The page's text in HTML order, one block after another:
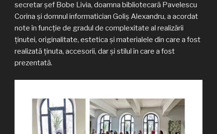
secretar șef Bobe Livia, doamna bibliotecară Pavelescu
Corina și domnul informatician Goliș Alexandru, a acordat
note în funcție de gradul de complexitate al realizării
ținutei, originalitate, estetica și materialele din care a fost
realizată ținuta, accesorii, dar și stilul în care a fost
prezentată.